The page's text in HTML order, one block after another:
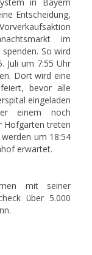
in Bayern
Entscheidung,
im
So wird
Juli um 7:55 Uhr
Dort wird eine
bevor alle
eingeladen
einem noch
Hofgarten treten
werden um 18:54
erwartet.
mit seiner
über 5.000